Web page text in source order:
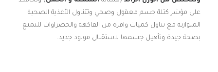
على مؤشر كتلة جسم معقول وصحي وتتناول الأغذية الصحية
المتوازنة مع تناول كميات وافرة من الفاكهة والخضراوات للتمتع
بصحة جيدة وتأهيل جسمها لاستقبال مولود جديد.